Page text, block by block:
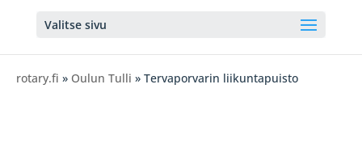
Valitse sivu
rotary.fi » Oulun Tulli » Tervaporvarin liikuntapuisto